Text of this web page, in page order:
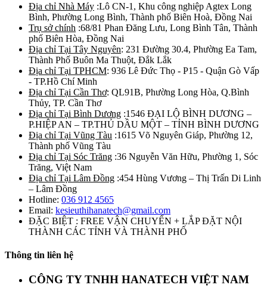
Địa chỉ Nhà Máy :Lô CN-1, Khu công nghiệp Agtex Long
Bình, Phường Long Bình, Thành phố Biên Hoà, Đồng Nai
Trụ sở chính :68/81 Phan Đăng Lưu, Long Bình Tân, Thành
phố Biên Hòa, Đồng Nai
Địa chỉ Tại Tây Nguyên: 231 Đường 30.4, Phường Ea Tam,
Thành Phố Buôn Ma Thuột, Đắk Lắk
Địa chỉ Tại TPHCM: 936 Lê Đức Thọ - P15 - Quận Gò Vấp
- TP.Hồ Chí Minh
Địa chỉ Tại Cần Thơ: QL91B, Phường Long Hòa, Q.Bình
Thủy, TP. Cần Thơ
Địa chỉ Tại Bình Dương :1546 ĐẠI LỘ BÌNH DƯƠNG –
P.HIỆP AN – TP.THỦ DẦU MỘT – TỈNH BÌNH DƯƠNG
Địa chỉ Tại Vũng Tàu :1615 Võ Nguyên Giáp, Phường 12,
Thành phố Vũng Tàu
Địa chỉ Tại Sóc Trăng :36 Nguyễn Văn Hữu, Phường 1, Sóc
Trăng, Việt Nam
Địa chỉ Tại Lâm Đồng :454 Hùng Vương – Thị Trấn Di Linh
– Lâm Đồng
Hotline: 036 912 4565
Email: kesieuthihanatech@gmail.com
ĐẶC BIỆT : FREE VẬN CHUYỂN + LẮP ĐẶT NỘI
THÀNH CÁC TỈNH VÀ THÀNH PHỐ
Thông tin liên hệ
CÔNG TY TNHH HANATECH VIỆT NAM